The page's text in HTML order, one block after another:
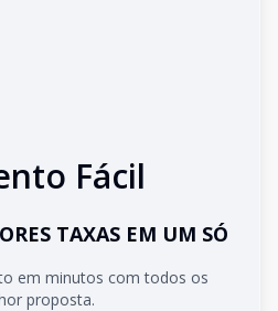
Fácil
TAXAS EM UM SÓ
em minutos com todos os
proposta.